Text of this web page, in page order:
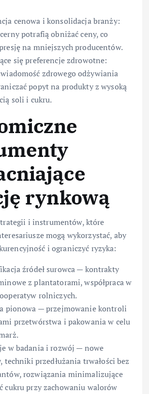
cenowa i konsolidacja branży:
potrafią obniżać ceny, co
na mniejszych producentów.
się preferencje zdrowotne:
zdrowego odżywiania
popyt na produkty z wysoką
soli i cukru.
rynkową
i instrumentów, które
mogą wykorzystać, aby
i ograniczyć ryzyka:
źródeł surowca — kontrakty
z plantatorami, współpraca w
rolniczych.
pionowa — przejmowanie kontroli
przetwórstwa i pakowania w celu
w badania i rozwój — nowe
techniki przedłużania trwałości bez
rozwiązania minimalizujące
cukru przy zachowaniu walorów